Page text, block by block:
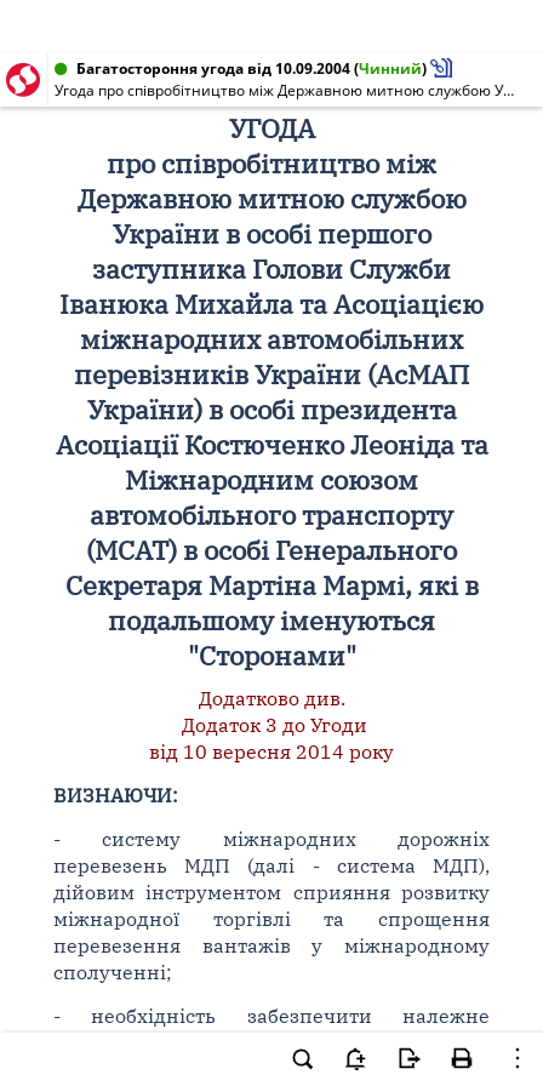
Багатостороння угода від 10.09.2004(Чинний)
Угода про співробітництво між Державною митною службою України, Асоціацією міжнародних автомобільних перевізників України (АсМАП України) та Міжнародним союзом автомобільного транспорту (МСАТ)
УГОДА
про співробітництво між
Державною митною службою
України в особі першого
заступника Голови Служби
Іванюка Михайла та Асоціацією
міжнародних автомобільних
перевізників України (АсМАП
України) в особі президента
Асоціації Костюченко Леоніда та
Міжнародним союзом
автомобільного транспорту
(МСАТ) в особі Генерального
Секретаря Мартіна Мармі, які в
подальшому іменуються
"Сторонами"
Додатково див.
Додаток 3 до Угоди
від 10 вересня 2014 року
ВИЗНАЮЧИ:
- систему міжнародних дорожніх
перевезень МДП (далі - система МДП),
дійовим інструментом сприяння розвитку
міжнародної торгівлі та спрощення
перевезення вантажів у міжнародному
сполученні;
- необхідність забезпечити належне
Конвенції МДП
та всіх її
положень на території України;